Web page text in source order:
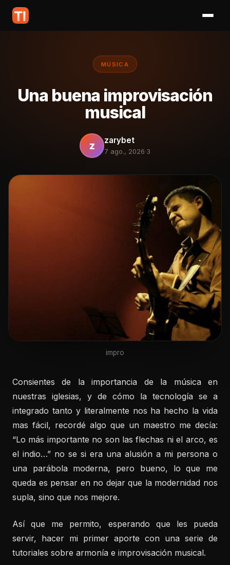
MÚSICA
Una buena improvisación
musical
z zarybet
7 ago., 2026·3
impro
Consientes de la importancia de la música en
nuestras iglesias, y de cómo la tecnología se a
integrado tanto y literalmente nos ha hecho la vida
mas fácil, recordé algo que un maestro me decía:
“Lo más importante no son las flechas ni el arco, es
el indio…” no se si era una alusión a mi persona o
una parábola moderna, pero bueno, lo que me
queda es pensar en no dejar que la modernidad nos
supla, sino que nos mejore.
Así que me permito, esperando que les pueda
servir, hacer mi primer aporte con una serie de
tutoriales sobre armonía e improvisación musical.